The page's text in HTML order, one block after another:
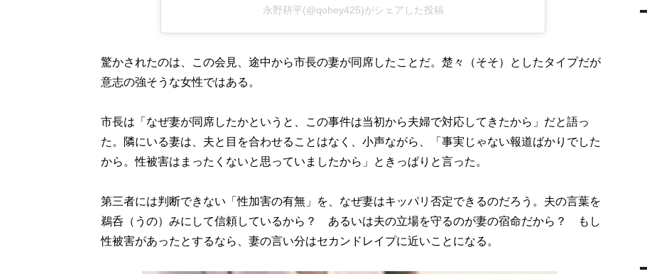
永野耕平(@qohey425)がシェアした投稿
驚かされたのは、この会見、途中から市長の妻が同席したことだ。楚々（そそ）としたタイプだが
意志の強そうな女性ではある。
市長は「なぜ妻が同席したかというと、この事件は当初から夫婦で対応してきたから」だと語っ
た。隣にいる妻は、夫と目を合わせることはなく、小声ながら、「事実じゃない報道ばかりでした
から。性被害はまったくないと思っていましたから」ときっぱりと言った。
第三者には判断できない「性加害の有無」を、なぜ妻はキッパリ否定できるのだろう。夫の言葉を
鵜呑（うの）みにして信頼しているから？ あるいは夫の立場を守るのが妻の宿命だから？ もし
性被害があったとするなら、妻の言い分はセカンドレイプに近いことになる。